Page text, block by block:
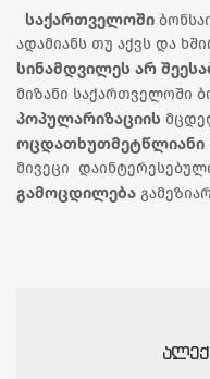
საქართველოში
ადამიანს თუ აქვს და
სინამდვილეს არ
მიზანი საქართველოში
პოპულარიზაციის
ოცდათხუთმეტწლიანი
მივეცი
გამოცდილება